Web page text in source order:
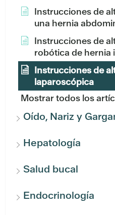
Instrucciones de
una hernia
Instrucciones de
robótica de hernia
Instrucciones de
laparoscópica
Mostrar todos los
Oído, Nariz y
Hepatología
Salud bucal
Endocrinología